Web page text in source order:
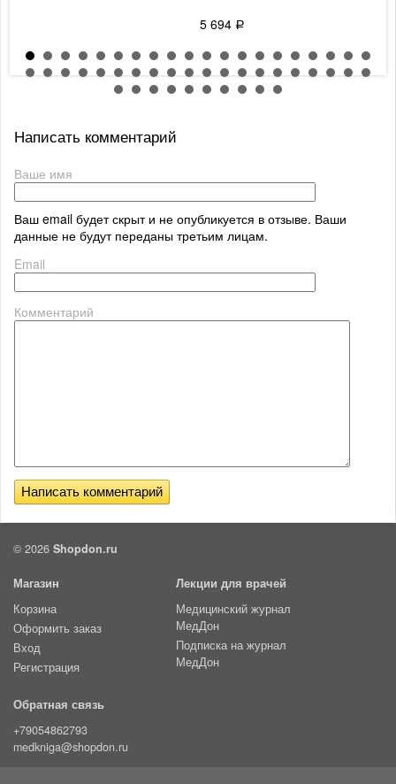
5 694 Р
Написать комментарий
Ваше имя
Ваш email будет скрыт и не опубликуется в отзыве. Ваши
данные не будут переданы третьим лицам.
Email
Комментарий
© 2026 Shopdon.ru
Магазин
Корзина
Оформить заказ
Вход
Регистрация
Лекции для врачей
Медицинский журнал
МедДон
Подписка на журнал
МедДон
Обратная связь
+79054862793
medkniga@shopdon.ru